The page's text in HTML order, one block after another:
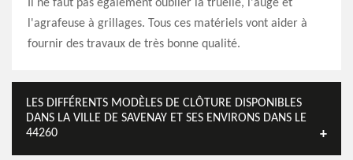
Il ne faut pas également oublier la truelle, l'auge et
l'agrafeuse à grillages. Tous ces matériels vont aider à
fournir des travaux de très bonne qualité.
LES DIFFÉRENTS MODÈLES DE CLÔTURE DISPONIBLES
DANS LA VILLE DE SAVENAY ET SES ENVIRONS DANS LE
44260